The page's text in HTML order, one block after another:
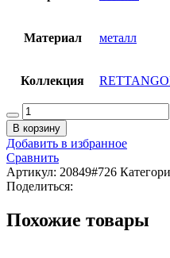
Материал металл
Коллекция
Количество
товара
Держатель
для
туалетной
бумаги
Gessi
20849#726
В корзину
Добавить в избранное
Сравнить
Артикул: 20849#726
Поделиться:
Похожие товары